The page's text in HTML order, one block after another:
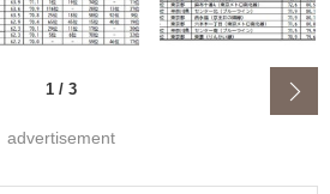
1 / 3
advertisement